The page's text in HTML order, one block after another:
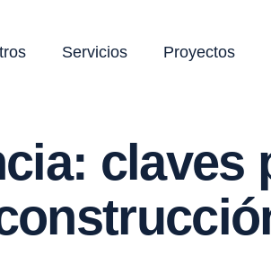
Servicios Proyectos
claves